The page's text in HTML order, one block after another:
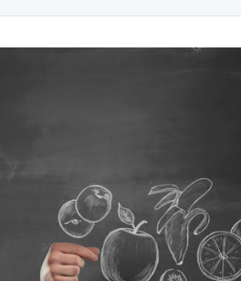
مايك تايسون دفع ما يصل 💪